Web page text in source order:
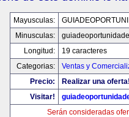
Mayusculas:
Minusculas:
Longitud:
19 caracteres
Categorias:
Ventas y
Precio:
Realizar una
Visitar!
Serán consideradas